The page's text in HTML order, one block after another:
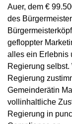
Auer, dem €
des
gefloppter
alles ein Erlebnis
Regierung
Regierung
Gemeinderätin
vollinhaltliche
Regierung in